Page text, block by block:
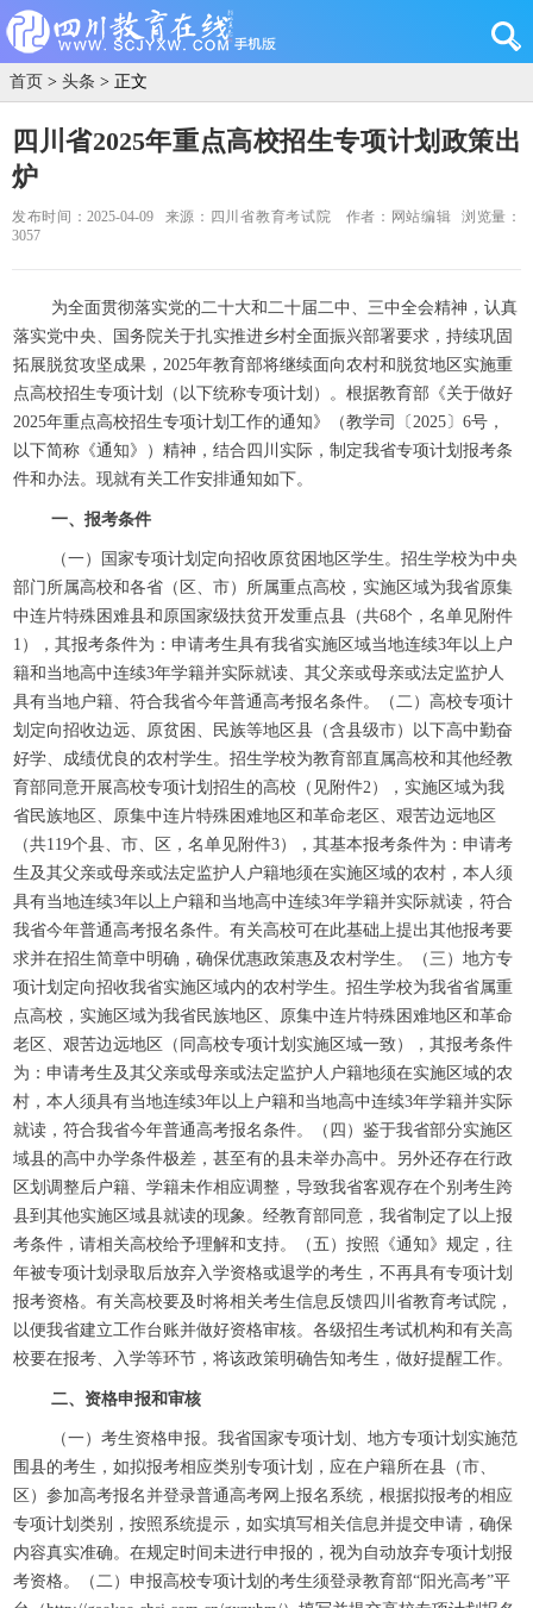
首页 > 头条 > 正文
四川省2025年重点高校招生专项计划政策出
炉
发布时间：2025-04-09 来源：四川省教育考试院 作者：网站编辑
浏览量：
3057
为全面贯彻落实党的二十大和二十届二中、三中全会精神，认真
落实党中央、国务院关于扎实推进乡村全面振兴部署要求，持续巩固
拓展脱贫攻坚成果，2025年教育部将继续面向农村和脱贫地区实施重
点高校招生专项计划（以下统称专项计划）。根据教育部《关于做好
2025年重点高校招生专项计划工作的通知》（教学司〔2025〕6号，
以下简称《通知》）精神，结合四川实际，制定我省专项计划报考条
件和办法。现就有关工作安排通知如下。
一、报考条件
（一）国家专项计划定向招收原贫困地区学生。招生学校为中央
部门所属高校和各省（区、市）所属重点高校，实施区域为我省原集
中连片特殊困难县和原国家级扶贫开发重点县（共68个，名单见附件
1），其报考条件为：申请考生具有我省实施区域当地连续3年以上户
籍和当地高中连续3年学籍并实际就读、其父亲或母亲或法定监护人
具有当地户籍、符合我省今年普通高考报名条件。（二）高校专项计
划定向招收边远、原贫困、民族等地区县（含县级市）以下高中勤奋
好学、成绩优良的农村学生。招生学校为教育部直属高校和其他经教
育部同意开展高校专项计划招生的高校（见附件2），实施区域为我
省民族地区、原集中连片特殊困难地区和革命老区、艰苦边远地区
（共119个县、市、区，名单见附件3），其基本报考条件为：申请考
生及其父亲或母亲或法定监护人户籍地须在实施区域的农村，本人须
具有当地连续3年以上户籍和当地高中连续3年学籍并实际就读，符合
我省今年普通高考报名条件。有关高校可在此基础上提出其他报考要
求并在招生简章中明确，确保优惠政策惠及农村学生。（三）地方专
项计划定向招收我省实施区域内的农村学生。招生学校为我省省属重
点高校，实施区域为我省民族地区、原集中连片特殊困难地区和革命
老区、艰苦边远地区（同高校专项计划实施区域一致），其报考条件
为：申请考生及其父亲或母亲或法定监护人户籍地须在实施区域的农
村，本人须具有当地连续3年以上户籍和当地高中连续3年学籍并实际
就读，符合我省今年普通高考报名条件。（四）鉴于我省部分实施区
域县的高中办学条件极差，甚至有的县未举办高中。另外还存在行政
区划调整后户籍、学籍未作相应调整，导致我省客观存在个别考生跨
县到其他实施区域县就读的现象。经教育部同意，我省制定了以上报
考条件，请相关高校给予理解和支持。（五）按照《通知》规定，往
年被专项计划录取后放弃入学资格或退学的考生，不再具有专项计划
报考资格。有关高校要及时将相关考生信息反馈四川省教育考试院，
以便我省建立工作台账并做好资格审核。各级招生考试机构和有关高
校要在报考、入学等环节，将该政策明确告知考生，做好提醒工作。
二、资格申报和审核
（一）考生资格申报。我省国家专项计划、地方专项计划实施范
围县的考生，如拟报考相应类别专项计划，应在户籍所在县（市、
区）参加高考报名并登录普通高考网上报名系统，根据拟报考的相应
专项计划类别，按照系统提示，如实填写相关信息并提交申请，确保
内容真实准确。在规定时间未进行申报的，视为自动放弃专项计划报
考资格。（二）申报高校专项计划的考生须登录教育部“阳光高考”平